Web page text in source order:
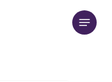
Menu